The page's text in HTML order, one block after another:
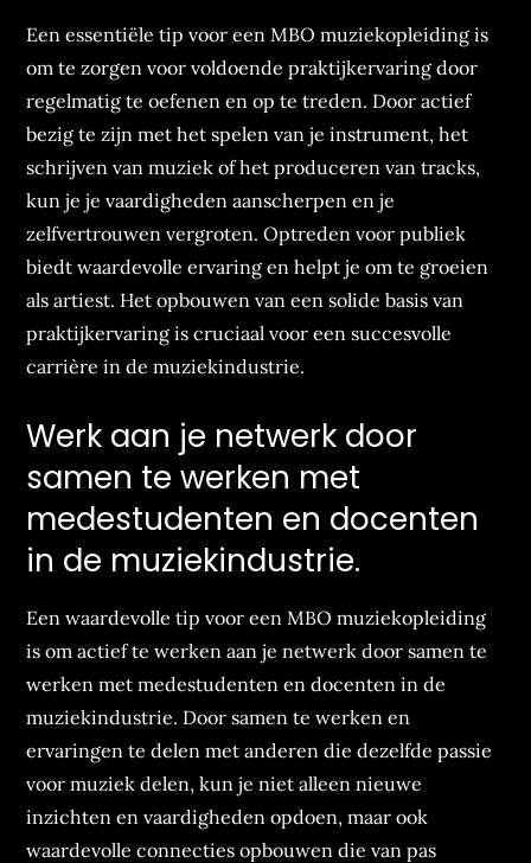
Een essentiële tip voor een MBO muziekopleiding is
om te zorgen voor voldoende praktijkervaring door
regelmatig te oefenen en op te treden. Door actief
bezig te zijn met het spelen van je instrument, het
schrijven van muziek of het produceren van tracks,
kun je je vaardigheden aanscherpen en je
zelfvertrouwen vergroten. Optreden voor publiek
biedt waardevolle ervaring en helpt je om te groeien
als artiest. Het opbouwen van een solide basis van
praktijkervaring is cruciaal voor een succesvolle
carrière in de muziekindustrie.
Werk aan je netwerk door
samen te werken met
medestudenten en docenten
in de muziekindustrie.
Een waardevolle tip voor een MBO muziekopleiding
is om actief te werken aan je netwerk door samen te
werken met medestudenten en docenten in de
muziekindustrie. Door samen te werken en
ervaringen te delen met anderen die dezelfde passie
voor muziek delen, kun je niet alleen nieuwe
inzichten en vaardigheden opdoen, maar ook
waardevolle connecties opbouwen die van pas